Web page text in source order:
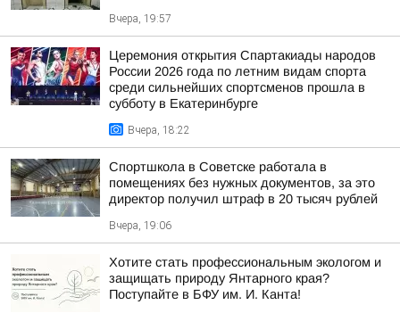
Вчера, 19:57
Церемония открытия Спартакиады народов
России 2026 года по летним видам спорта
среди сильнейших спортсменов прошла в
субботу в Екатеринбурге
Вчера, 18:22
Спортшкола в Советске работала в
помещениях без нужных документов, за это
директор получил штраф в 20 тысяч рублей
Вчера, 19:06
Хотите стать профессиональным экологом и
защищать природу Янтарного края?
Поступайте в БФУ им. И. Канта!